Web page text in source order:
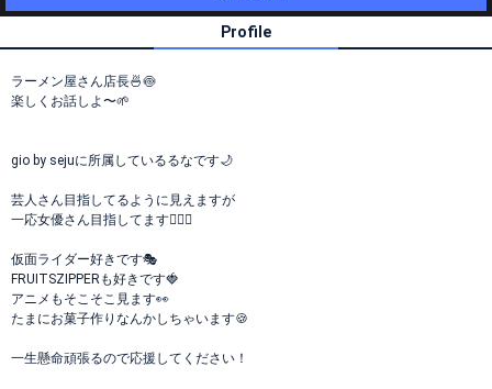
Profile
ラーメン屋さん店長🍜🍥
楽しくお話しよ〜🌱
gio by sejuに所属しているるなです🌙
芸人さん目指してるように見えますが
一応女優さん目指してます✌🏻✨️
仮面ライダー好きです🎭
FRUITSZIPPERも好きです🍓
アニメもそこそこ見ます👀
たまにお菓子作りなんかしちゃいます🍪
一生懸命頑張るので応援してください！